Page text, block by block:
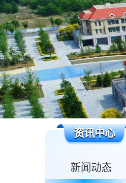
资讯中心
新闻动态